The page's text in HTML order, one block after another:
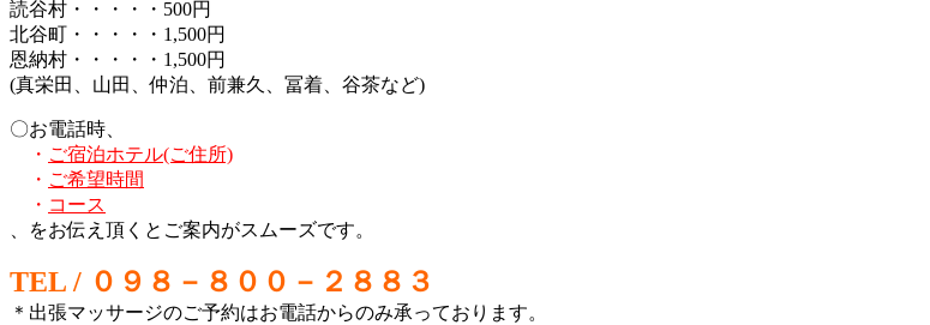
読谷村・・・・・500円
北谷町・・・・・1,500円
恩納村・・・・・1,500円
(真栄田、山田、仲泊、前兼久、冨着、谷茶など)
〇お電話時、
・ ご宿泊ホテル(ご住所)
・ ご希望時間
・ コース
、をお伝え頂くとご案内がスムーズです。
TEL / ０９８－８００－２８８３
＊出張マッサージのご予約はお電話からのみ承っております。